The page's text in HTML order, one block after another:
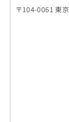
〒104-0061 東